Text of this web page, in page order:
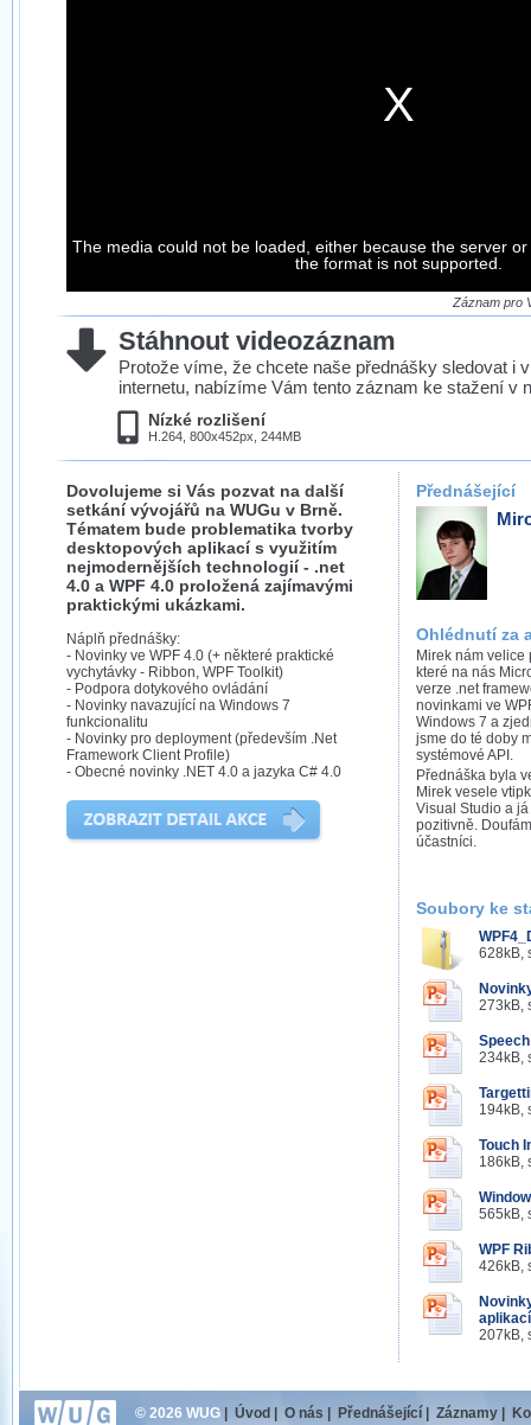
Stahování záznamů
ve formátu, který není vhodný pro stahování,
proto je ke stažení nenabízíme.
The media could not be loaded, either because the server
the format is not supported.
Záznam pro
Stáhnout videozáznam
Protože víme, že chcete naše přednášky sledovat i
internetu, nabízíme Vám tento záznam ke stažení v
Nízké rozlišení
H.264, 800x452px, 244MB
Dovolujeme si Vás pozvat na další
setkání vývojářů na WUGu v Brně.
Tématem bude problematika tvorby
desktopových aplikací s využitím
nejmodernějších technologií - .net
4.0 a WPF 4.0 proložená zajímavými
praktickými ukázkami.
Náplň přednášky:
- Novinky ve WPF 4.0 (+ některé praktické
vychytávky - Ribbon, WPF Toolkit)
- Podpora dotykového ovládání
- Novinky navazující na Windows 7
funkcionalitu
- Novinky pro deployment (především .Net
Framework Client Profile)
- Obecné novinky .NET 4.0 a jazyka C# 4.0
Přednášející
Ohlédnutí za
Mirek nám
které na nás
verze .net
novinkami ve
Windows 7 a
jsme do té doby
systémové API.
Přednáška byla
Mirek vesele
Visual Studio a
pozitivně.
účastníci.
Soubory ke
628kB,
273kB,
234kB,
194kB,
Touch
186kB,
565kB,
WPF
426kB,
207kB,
© 2026 WUG Úvod O nás Přednášející Záznamy